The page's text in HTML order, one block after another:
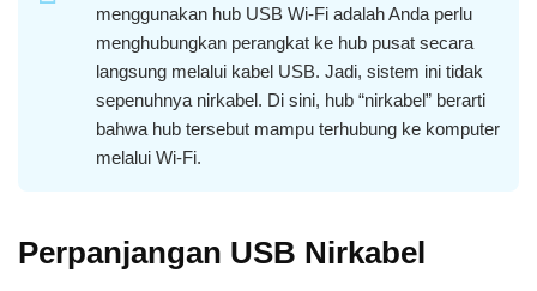
menggunakan hub USB Wi-Fi adalah Anda perlu
menghubungkan perangkat ke hub pusat secara
langsung melalui kabel USB. Jadi, sistem ini tidak
sepenuhnya nirkabel. Di sini, hub “nirkabel” berarti
bahwa hub tersebut mampu terhubung ke komputer
melalui Wi-Fi.
Perpanjangan USB Nirkabel